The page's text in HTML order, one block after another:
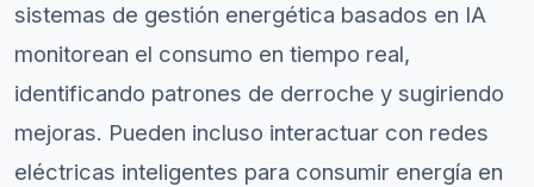
sistemas de gestión energética basados en IA
monitorean el consumo en tiempo real,
identificando patrones de derroche y sugiriendo
mejoras. Pueden incluso interactuar con redes
eléctricas inteligentes para consumir energía en